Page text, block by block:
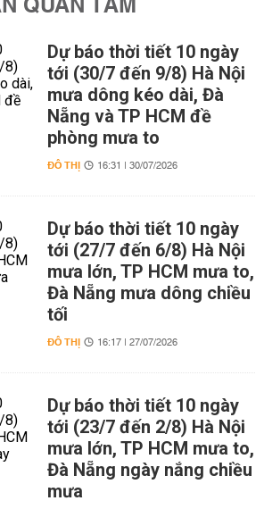
Dự báo thời tiết 10 ngày
tới (30/7 đến 9/8) Hà Nội
mưa dông kéo dài, Đà
Nẵng và TP HCM đề
phòng mưa to
ĐÔ THỊ 16:31 | 30/07/2026
Dự báo thời tiết 10 ngày
tới (27/7 đến 6/8) Hà Nội
mưa lớn, TP HCM mưa to,
Đà Nẵng mưa dông chiều
tối
ĐÔ THỊ 16:17 | 27/07/2026
Dự báo thời tiết 10 ngày
tới (23/7 đến 2/8) Hà Nội
mưa lớn, TP HCM mưa to,
Đà Nẵng ngày nắng chiều
mưa